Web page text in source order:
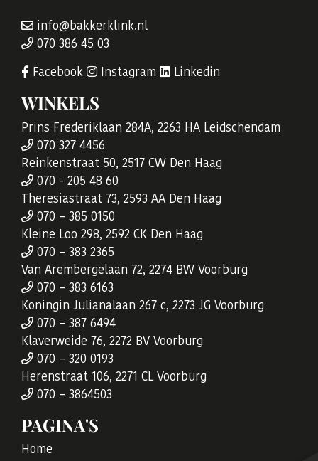
info@bakkerklink.nl
070 386 45 03
Facebook
Instagram Linkedin
WINKELS
Prins Frederiklaan 284A, 2263 HA Leidschendam
070 327 4456
Reinkenstraat 50, 2517 CW Den Haag
070 - 205 48 60
Theresiastraat 73, 2593 AA Den Haag
070 – 385 0150
Kleine Loo 298, 2592 CK Den Haag
070 – 383 2365
Van Arembergelaan 72, 2274 BW Voorburg
070 – 383 6163
Koningin Julianalaan 267 c, 2273 JG Voorburg
070 – 387 6494
Klaverweide 76, 2272 BV Voorburg
070 – 320 0193
Herenstraat 106, 2271 CL Voorburg
070 – 3864503
PAGINA'S
Home